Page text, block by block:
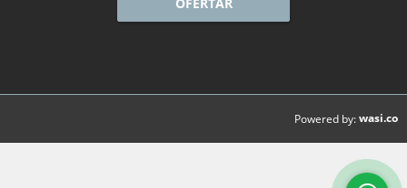
OFERTAR
Powered by:wasi.co